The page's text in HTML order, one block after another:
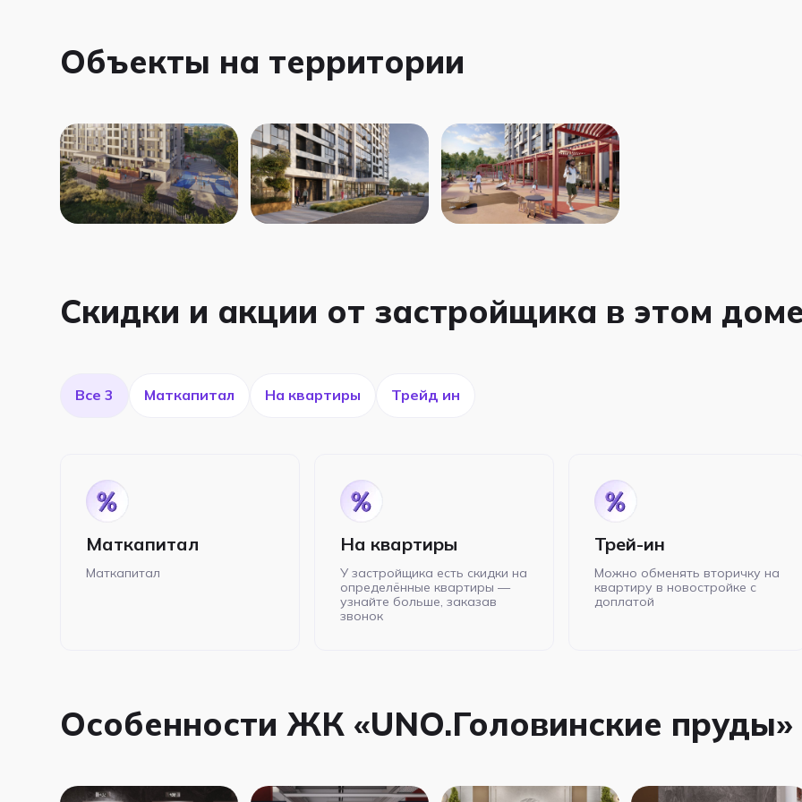
Объекты на территории
Скидки и акции от застройщика в этом
Все 3 Маткапитал На квартиры Трейд ин
Маткапитал
Маткапитал
На квартиры
У застройщика есть скидки на
определённые квартиры —
узнайте больше, заказав
звонок
Трей-ин
Можно обменять вторичку на
квартиру в новостройке с
доплатой
Особенности ЖК «UNO.Головинские пруды»